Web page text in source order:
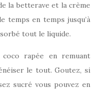
la betterave et la crème
temps en temps jusqu’à
tout le liquide.
rapée en remuant
le tout. Goutez, si
sucré vous pouvez en